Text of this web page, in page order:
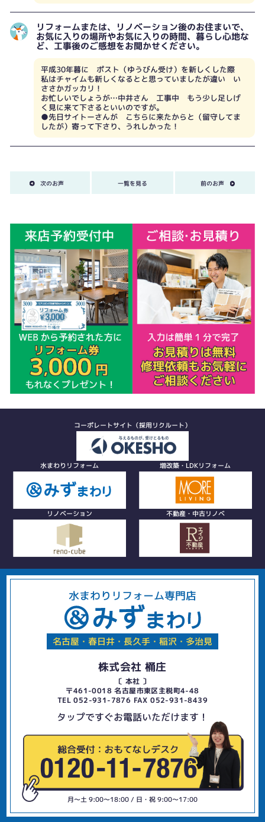
リフォームまたは、リノベーション後のお住まいで、
お気に入りの場所やお気に入りの時間、暮らし心地な
ど、工事後のご感想をお聞かせください。
平成30年暮に ポスト（ゆうびん受け）を新しくした際
私はチャイムも新しくなるとと思っていましたが違い い
ささかガッカリ！
お忙しいでしょうが…中井さん 工事中 もう少し足しげ
く見に来て下さるといいのですが。
●先日サイトーさんが こちらに来たからと（留守してま
したが）寄って下さり、うれしかった！
次のお声 一覧を見る 前のお声
コーポレートサイト（採用リクルート）
水まわりリフォーム 増改築・LDKリフォーム
リノベーション 不動産・中古リノベ
水まわりリフォーム専門店
名古屋・春日井・長久手・稲沢・多治見
株式会社 桶庄
〔 本社 〕
〒461-0018 名古屋市東区主税町4-48
TEL 052-931-7876 FAX 052-931-8439
タップですぐお電話いただけます！
月〜土 9:00〜18:00 / 日・祝 9:00〜17:00